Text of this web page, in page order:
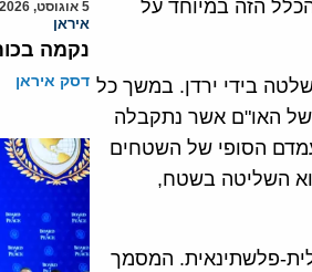
הזה במיוחד על
נשלטה בידי ירדן. במשך כל
242 של מועצת הביטחון של האו"ם אשר נתקבלה
הסופי של השטחים
השליטה בשטח,
הישראלית-פלשתינאית. המסמך
5 אוגוסט, 2026
איראן
נקמה
דסק איראן